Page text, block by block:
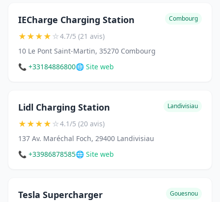
IECharge Charging Station Combourg
★★★★☆4.7/5 (21 avis)
10 Le Pont Saint-Martin, 35270 Combourg
📞 +33184886800🌐 Site web
Lidl Charging Station Landivisiau
★★★★☆4.1/5 (20 avis)
137 Av. Maréchal Foch, 29400 Landivisiau
📞 +33986878585🌐 Site web
Tesla Supercharger Gouesnou